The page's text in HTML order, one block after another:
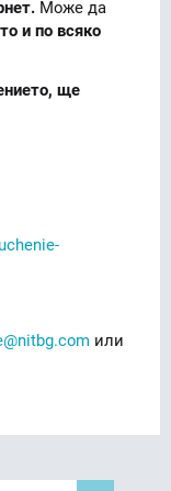
Може да
и по всяко
ще
или